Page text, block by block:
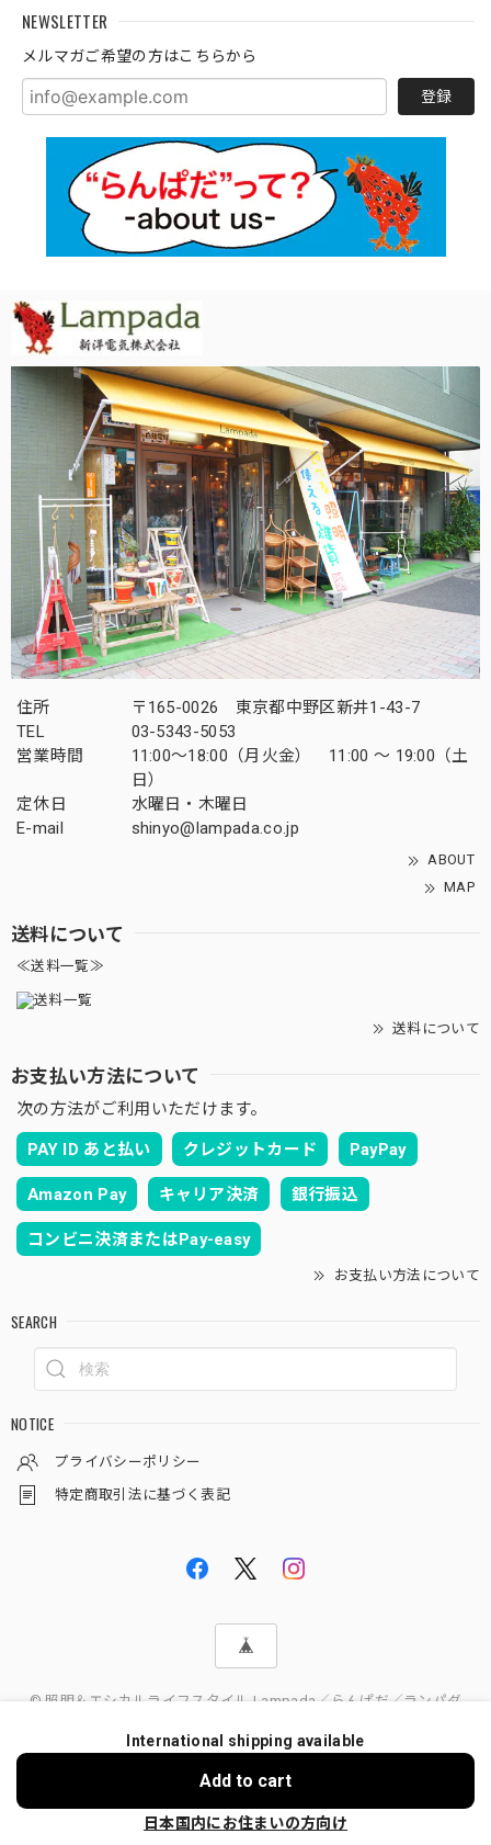
NEWSLETTER
メルマガご希望の方はこちらから
登録
住所
〒165-0026 東京都中野区新井1-43-7
TEL
03-5343-5053
営業時間
11:00～18:00（月火金） 11:00 ～ 19:00（土
日）
定休日
水曜日・木曜日
E-mail
shinyo@lampada.co.jp
ABOUT
MAP
送料について
≪送料一覧≫
送料について
お支払い方法について
次の方法がご利用いただけます。
PAY ID あと払い クレジットカード PayPay
Amazon Pay キャリア決済 銀行振込
コンビニ決済またはPay-easy
お支払い方法について
SEARCH
NOTICE
プライバシーポリシー
特定商取引法に基づく表記
© 照明＆エシカルライフスタイル Lampada／らんぱだ／ランパダ
International shipping available
Add to cart
日本国内にお住まいの方向け